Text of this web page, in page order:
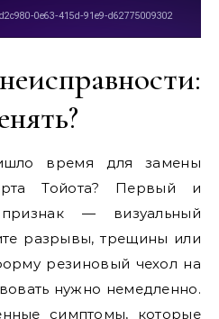
время для замены
Тойота? Первый и
— визуальный
разрывы, трещины или
резиновый чехол на
нужно немедленно.
симптомы, которые